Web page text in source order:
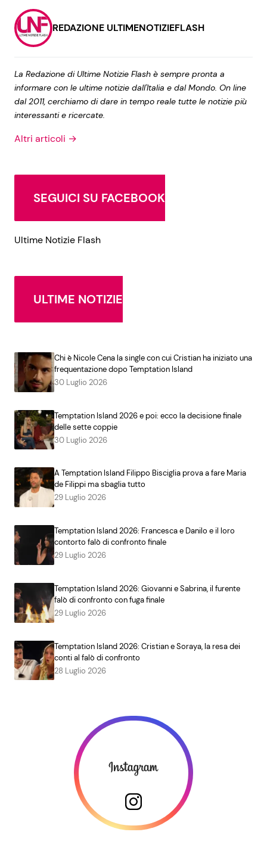
REDAZIONE ULTIMENOTIZIEFLASH
La Redazione di Ultime Notizie Flash è sempre pronta a
informare con le ultime notizie dall'Italia e dal Mondo. On line
dal 2011, cerchiamo di dare in tempo reale tutte le notizie più
interessanti e ricercate.
Altri articoli →
SEGUICI SU FACEBOOK
Ultime Notizie Flash
ULTIME NOTIZIE
Chi è Nicole Cena la single con cui Cristian ha iniziato una
frequentazione dopo Temptation Island
30 Luglio 2026
Temptation Island 2026 e poi: ecco la decisione finale
delle sette coppie
30 Luglio 2026
A Temptation Island Filippo Bisciglia prova a fare Maria
de Filippi ma sbaglia tutto
29 Luglio 2026
Temptation Island 2026: Francesca e Danilo e il loro
contorto falò di confronto finale
29 Luglio 2026
Temptation Island 2026: Giovanni e Sabrina, il furente
falò di confronto con fuga finale
29 Luglio 2026
Temptation Island 2026: Cristian e Soraya, la resa dei
conti al falò di confronto
28 Luglio 2026